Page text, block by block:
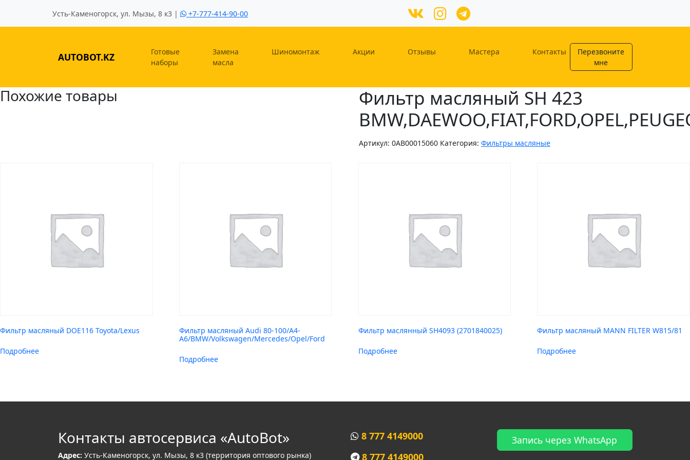
Усть-Каменогорск, ул. Мызы, 8 к3 | +7-777-414-90-00
AUTOBOT.KZ
Готовые
наборы
Замена
масла
Шиномонтаж Акции Отзывы Мастера Контакты
Перезвоните
мне
Фильтр масляный SH 423
Артикул: 0AB00015060 Категория: Фильтры масляные
Похожие товары
Фильтр масляный DOE116 Toyota/Lexus
Подробнее
Фильтр масляный Audi 80-100/A4-
A6/BMW/Volkswagen/Mercedes/Opel/Ford
Подробнее
Фильтр маслянный SH4093 (2701840025)
Подробнее
Фильтр масляный MANN FILTER W815/81
Подробнее
Контакты автосервиса «AutoBot»
Адрес: Усть-Каменогорск, ул. Мызы, 8 к3 (территория оптового рынка)
8 777 4149000
8 777 4149000
Запись через WhatsApp